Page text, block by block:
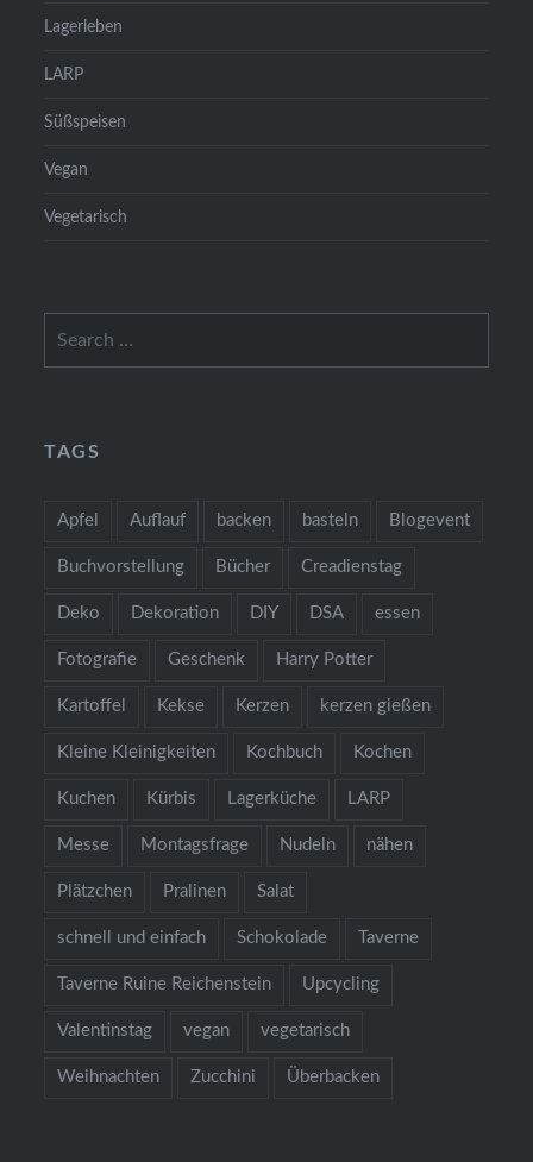
Lagerleben
LARP
Süßspeisen
Vegan
Vegetarisch
TAGS
Apfel Auflauf backen basteln Blogevent
Buchvorstellung Bücher Creadienstag
Deko Dekoration DIY DSA essen
Fotografie Geschenk Harry Potter
Kartoffel Kekse Kerzen kerzen gießen
Kleine Kleinigkeiten Kochbuch Kochen
Kuchen Kürbis Lagerküche LARP
Messe Montagsfrage Nudeln nähen
Plätzchen Pralinen Salat
schnell und einfach Schokolade Taverne
Taverne Ruine Reichenstein Upcycling
Valentinstag vegan vegetarisch
Weihnachten Zucchini Überbacken